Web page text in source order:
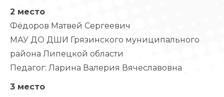
2 место
Фёдоров Матвей Сергеевич
МАУ ДО ДШИ Грязинского муниципального
района Липецкой области
Педагог: Ларина Валерия Вячеславовна
3 место